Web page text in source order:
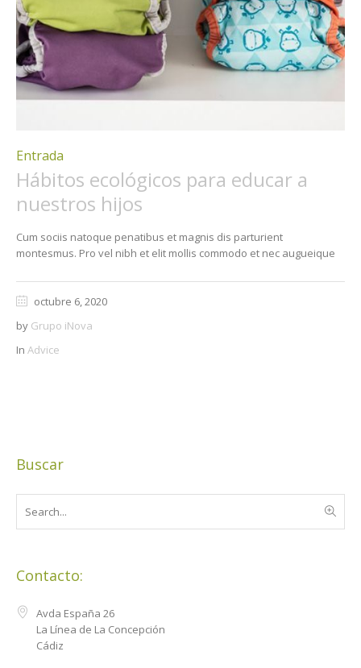
Entrada
Hábitos ecológicos para educar a
nuestros hijos
Cum sociis natoque penatibus et magnis dis parturient
montesmus. Pro vel nibh et elit mollis commodo et nec augueique
octubre 6, 2020
by Grupo iNova
In Advice
Buscar
Contacto:
Avda España 26
La Línea de La Concepción
Cádiz